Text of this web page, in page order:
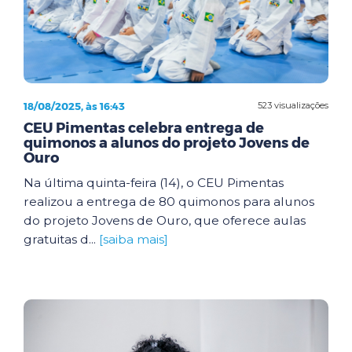
523 visualizações
18/08/2025, às 16:43
CEU Pimentas celebra entrega de
quimonos a alunos do projeto Jovens de
Ouro
Na última quinta-feira (14), o CEU Pimentas
realizou a entrega de 80 quimonos para alunos
do projeto Jovens de Ouro, que oferece aulas
gratuitas d... [saiba mais]